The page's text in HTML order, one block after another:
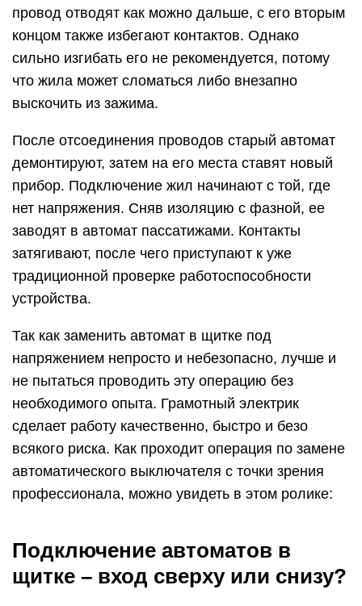
провод отводят как можно дальше, с его вторым
концом также избегают контактов. Однако
сильно изгибать его не рекомендуется, потому
что жила может сломаться либо внезапно
выскочить из зажима.
После отсоединения проводов старый автомат
демонтируют, затем на его места ставят новый
прибор. Подключение жил начинают с той, где
нет напряжения. Сняв изоляцию с фазной, ее
заводят в автомат пассатижами. Контакты
затягивают, после чего приступают к уже
традиционной проверке работоспособности
устройства.
Так как заменить автомат в щитке под
напряжением непросто и небезопасно, лучше и
не пытаться проводить эту операцию без
необходимого опыта. Грамотный электрик
сделает работу качественно, быстро и безо
всякого риска. Как проходит операция по замене
автоматического выключателя с точки зрения
профессионала, можно увидеть в этом ролике:
Подключение автоматов в
щитке – вход сверху или снизу?